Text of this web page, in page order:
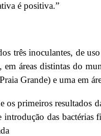
é positiva.”
três inoculantes, de
áreas distintas do
Grande) e uma em
os primeiros resultados
introdução das bactérias